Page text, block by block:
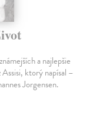
a najlepšie
ktorý napísal –
Jorgensen.